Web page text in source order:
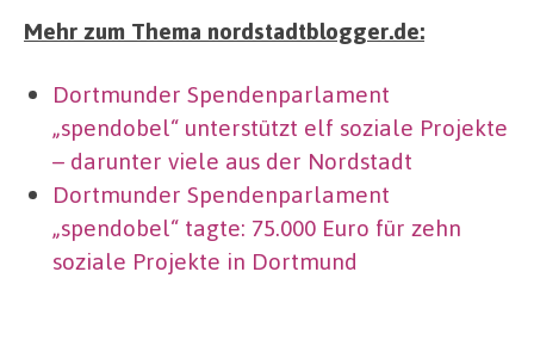
Mehr zum Thema nordstadtblogger.de:
Dortmunder Spendenparlament
„spendobel“ unterstützt elf soziale Projekte
– darunter viele aus der Nordstadt
Dortmunder Spendenparlament
„spendobel“ tagte: 75.000 Euro für zehn
soziale Projekte in Dortmund